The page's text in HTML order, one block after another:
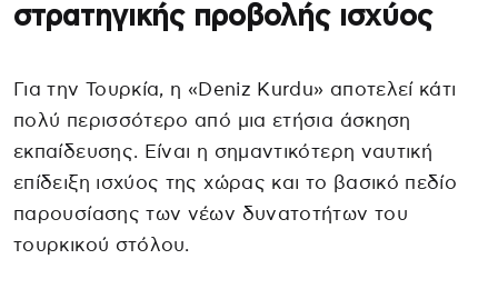
στρατηγικής προβολής ισχύος
Για την Τουρκία, η «Deniz Kurdu» αποτελεί κάτι
πολύ περισσότερο από μια ετήσια άσκηση
εκπαίδευσης. Είναι η σημαντικότερη ναυτική
επίδειξη ισχύος της χώρας και το βασικό πεδίο
παρουσίασης των νέων δυνατοτήτων του
τουρκικού στόλου.